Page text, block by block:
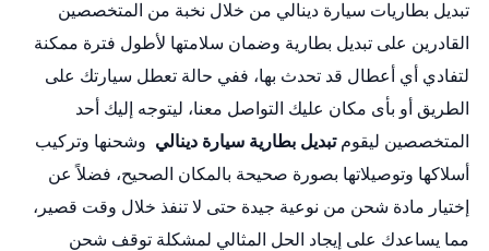
تبديل بطاريات سيارة دينالي من خلال نخبة من المتخصصين
القادرين على تبديل بطارية وضمان سلامتها لأطول فترة ممكنة
لتفادي أي أعطال قد تحدث بها، ففي حالة تعطل سيارتك على
الطريق أو بأى مكان عليك التواصل معنا، ليتوجه إليك أحد
المتخصصين ليقومتبديل بطارية سيارة دينالي وشحنها وتركيب
أسلاكها وتوصيلاتها بصورة صحيحة بالمكان الصحيح، فضلاً عن
إختيار مادة شحن من نوعية جيدة حتى لا تنفذ خلال وقت قصير،
مما يساعدك على إيجاد الحل المثالي لمشكلة توقف شحن